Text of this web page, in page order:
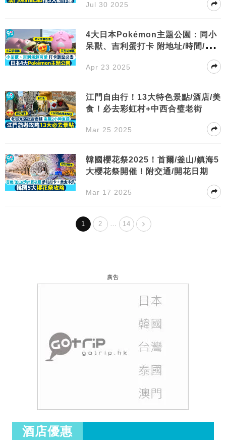
Jul 30 2025
4大日本Pokémon主題公園：同小
呆獸、吉利蛋打卡 附地址/時間/交
Apr 23 2025
江門自由行！13大特色景點/酒店/美
食！必去彩虹村+中西合璧老街
Mar 25 2025
韓國櫻花祭2025！首爾/釜山/鎮海5
大櫻花祭開催！附交通/開花日期
Mar 17 2025
1 2 … 14
廣告
酒店優惠